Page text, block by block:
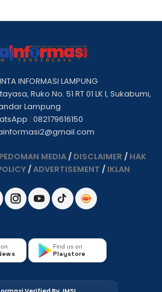
INFORMASI LAMPUNG
Ruko No. 51 RT 01 LK I, Sukabumi,
Lampung
: 082179616150
PEDOMAN MEDIA/ DISCLAIMER / HAK
/ADVERTISEMENT / IKLAN
Find us on
Playstore